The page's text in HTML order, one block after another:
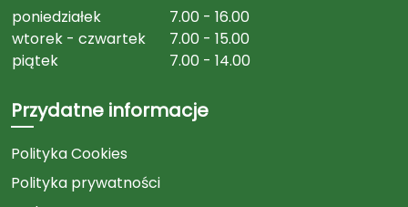
poniedziałek
7.00 - 16.00
wtorek - czwartek
7.00 - 15.00
piątek
7.00 - 14.00
Przydatne informacje
Polityka Cookies
Polityka prywatności